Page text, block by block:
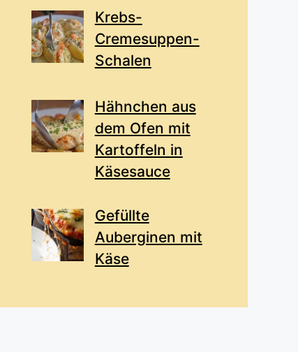
Krebs-
Cremesuppen-
Schalen
Hähnchen aus
dem Ofen mit
Kartoffeln in
Käsesauce
Gefüllte
Auberginen mit
Käse